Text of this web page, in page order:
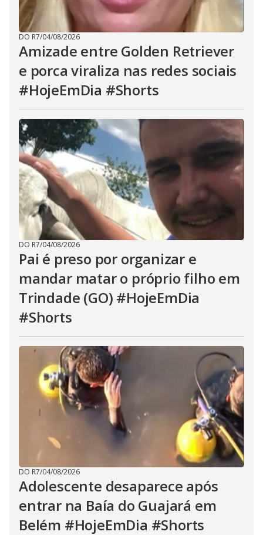
DO R7/04/08/2026
Amizade entre Golden Retriever
e porca viraliza nas redes sociais
#HojeEmDia #Shorts
DO R7/04/08/2026
Pai é preso por organizar e
mandar matar o próprio filho em
Trindade (GO) #HojeEmDia
#Shorts
DO R7/04/08/2026
Adolescente desaparece após
entrar na Baía do Guajará em
Belém #HojeEmDia #Shorts